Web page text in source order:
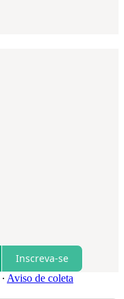
Inscreva-se
∙ Aviso de coleta